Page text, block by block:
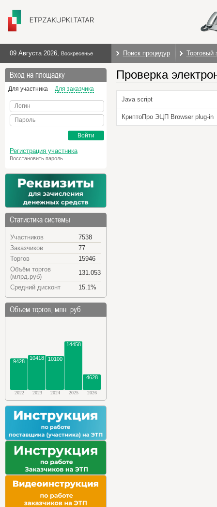
09 Августа 2026, Воскресенье Поиск процедур Торговый
Вход на площадку
Для участника Для заказчика
Логин
Пароль
Войти
Регистрация участника
Восстановить пароль
Статистика системы
Участников
7538
Заказчиков
77
Торгов
15946
Объём торгов
(млрд.руб)
131.053
Средний дисконт
15.1%
Объем торгов, млн. руб.
9428
10418 10100
14458
4628
2022 2023 2024 2025 2026
Проверка
Java script
КриптоПро ЭЦП Browser plug-in